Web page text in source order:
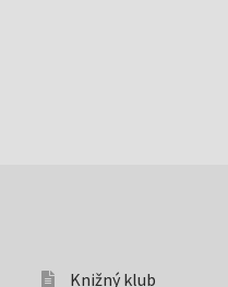
Knižný klub